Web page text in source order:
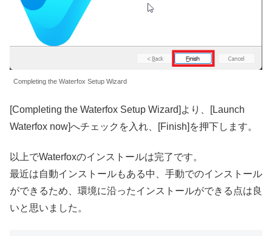
Completing the Waterfox Setup Wizard
[Completing the Waterfox Setup Wizard]より、[Launch
Waterfox now]へチェックを入れ、[Finish]を押下します。
以上でWaterfoxのインストールは完了です。
最近は自動インストールもある中、手動でのインストール
ができるため、環境に沿ったインストールができる点は良
いと思いました。